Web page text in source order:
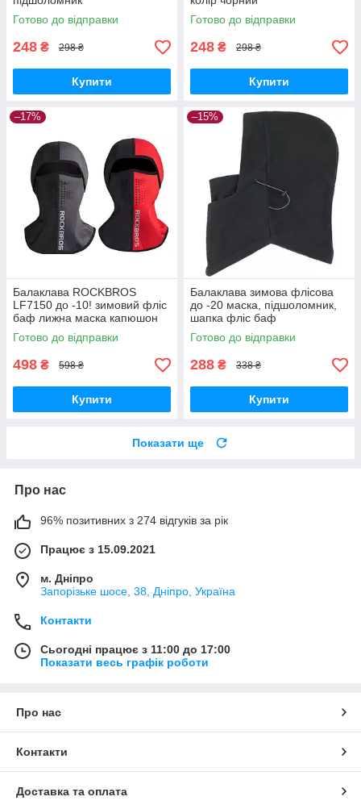
Готово до відправки
248 ₴ 298 ₴
Купити
Готово до відправки
248 ₴ 298 ₴
Купити
–17%
Балаклава ROCKBROS
LF7150 до -10! зимовий фліс
баф лижна маска капюшон
Готово до відправки
498 ₴ 598 ₴
Купити
–15%
Балаклава зимова флісова
до -20 маска, підшоломник,
шапка фліс баф
Готово до відправки
288 ₴ 338 ₴
Купити
Показати ще
Про нас
96% позитивних з 274 відгуків за рік
Працює з 15.09.2021
м. Дніпро
Запорізьке шосе, 38, Дніпро, Україна
Контакти
Сьогодні працює з 11:00 до 17:00
Показати весь графік роботи
Про нас
Контакти
Доставка та оплата